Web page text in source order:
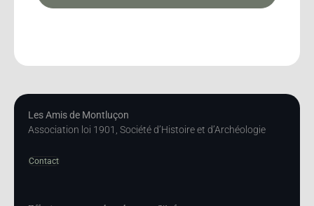
Les Amis de Montluçon
Association loi 1901, Société d’Histoire et d’Archéologie
Contact